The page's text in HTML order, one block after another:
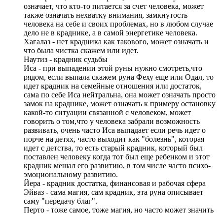
означает, что кто-то питается за счет человека, может
также означать нехватку внимания, замкнутость
человека на себе и своих проблемах, но в любом случае
дело не в краднике, а в самой энергетике человека.
Хагалаз - нет крадника как такового, может означать и
что была чистка скажем или идет.
Наутиз - крадник судьбы
Иса - при выпадении этой руны нужно смотреть,что
рядом, если выпала скажем руна Феху еще или Одал, то
идет крадник на семейные отношения или достаток,
сама по себе Иса нейтральна, она может означать просто
замок на краднике, может означать к примеру остановку
какой-то ситуации связанной с человеком, может
говорить о том,что у человека забрали возможность
развивать, очень часто Иса выпадает если речь идет о
порче на детях, часто выходит как "болезнь", которая
идет с детства, то есть старый крадник, который был
поставлен человеку когда тот был еще ребенком и этот
крадник мешал его развитию, в том числе часто психо-
эмоциональному развитию.
Йера - крадник достатка, финансовая и рабочая сфера
Эйваз - сама магия, сам крадник, эта руна описывает
саму "передачу благ".
Перто - тоже самое, тоже магия, но часто может значить